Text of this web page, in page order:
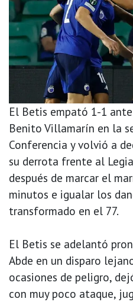
El Betis empató 1-1
Benito Villamarín en la
Conferencia y volvió a
su derrota frente al
después de marcar el
minutos e igualar los
transformado en el 77.
El Betis se adelantó
Abde en un disparo
ocasiones de peligro,
con muy poco ataque,